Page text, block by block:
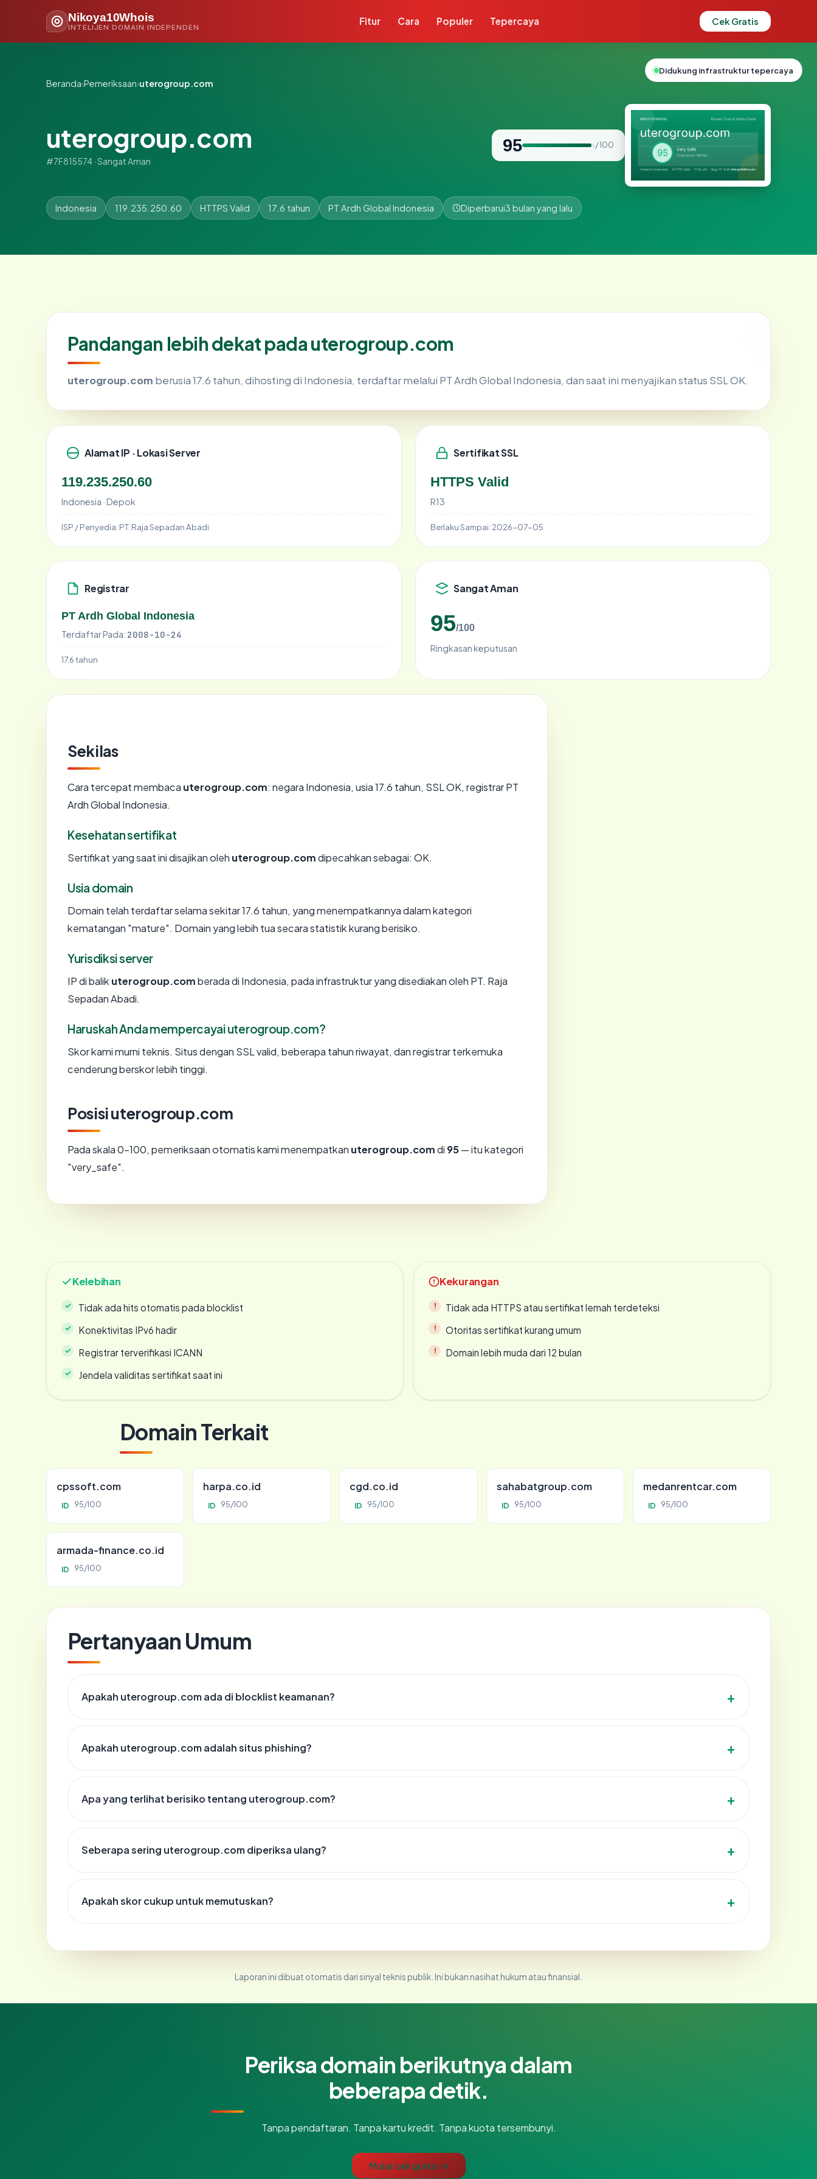
Nikoya10Whois
INTELIJEN DOMAIN INDEPENDEN
Fitur Cara Populer Tepercaya Cek Gratis
Beranda›Pemeriksaan›uterogroup.com
uterogroup.com
#7F815574 · Sangat Aman
95 / 100
Indonesia 119.235.250.60 HTTPS Valid 17.6 tahun PT Ardh Global Indonesia Diperbarui3 bulan yang lalu
Pandangan lebih dekat pada uterogroup.com
uterogroup.com berusia 17.6 tahun, dihosting di Indonesia, terdaftar melalui PT Ardh Global Indonesia, dan saat ini menyajikan status SSL OK.
Alamat IP · Lokasi Server
119.235.250.60
Indonesia · Depok
ISP / Penyedia: PT. Raja Sepadan Abadi
Sertifikat SSL
HTTPS Valid
R13
Berlaku Sampai: 2026-07-05
Registrar
PT Ardh Global Indonesia
Terdaftar Pada: 2008-10-24
17.6 tahun
Sangat Aman
95/100
Ringkasan keputusan
Sekilas
Cara tercepat membaca uterogroup.com: negara Indonesia, usia 17.6 tahun, SSL OK, registrar PT
Ardh Global Indonesia.
Kesehatan sertifikat
Sertifikat yang saat ini disajikan oleh uterogroup.comdipecahkan sebagai: OK.
Usia domain
Domain telah terdaftar selama sekitar 17.6 tahun, yang menempatkannya dalam kategori
kematangan "mature". Domain yang lebih tua secara statistik kurang berisiko.
Yurisdiksi server
IP di balik uterogroup.comberada di Indonesia, pada infrastruktur yang disediakan oleh PT. Raja
Sepadan Abadi.
Haruskah Anda mempercayai uterogroup.com?
Skor kami murni teknis. Situs dengan SSL valid, beberapa tahun riwayat, dan registrar terkemuka
cenderung berskor lebih tinggi.
Posisi uterogroup.com
Pada skala 0-100, pemeriksaan otomatis kami menempatkan uterogroup.comdi 95— itu kategori
"very_safe".
Kelebihan
Tidak ada hits otomatis pada blocklist
Konektivitas IPv6 hadir
Registrar terverifikasi ICANN
Jendela validitas sertifikat saat ini
Kekurangan
Tidak ada HTTPS atau sertifikat lemah terdeteksi
Otoritas sertifikat kurang umum
Domain lebih muda dari 12 bulan
Domain Terkait
cpssoft.com
ID 95/100
harpa.co.id
ID 95/100
cgd.co.id
ID 95/100
sahabatgroup.com
ID 95/100
medanrentcar.com
ID 95/100
armada-finance.co.id
ID 95/100
Pertanyaan Umum
Apakah uterogroup.com ada di blocklist keamanan?
Apakah uterogroup.com adalah situs phishing?
Apa yang terlihat berisiko tentang uterogroup.com?
Seberapa sering uterogroup.com diperiksa ulang?
Apakah skor cukup untuk memutuskan?
Laporan ini dibuat otomatis dari sinyal teknis publik. Ini bukan nasihat hukum atau finansial.
Periksa domain berikutnya dalam
beberapa detik.
Tanpa pendaftaran. Tanpa kartu kredit. Tanpa kuota tersembunyi.
Mulai cek gratis →
Didukung infrastruktur tepercaya